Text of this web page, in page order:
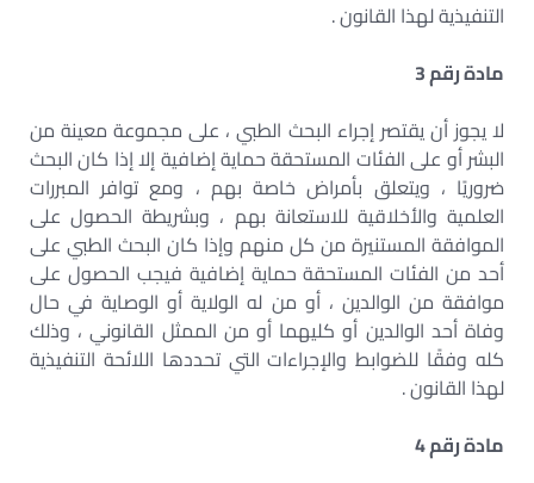
التنفيذية لهذا القانون .
مادة رقم 3
لا يجوز أن يقتصر إجراء البحث الطبي ، على مجموعة معينة من
البشر أو على الفئات المستحقة حماية إضافية إلا إذا كان البحث
ضروريًا ، ويتعلق بأمراض خاصة بهم ، ومع توافر المبررات
العلمية والأخلاقية للاستعانة بهم ، وبشريطة الحصول على
الموافقة المستنيرة من كل منهم وإذا كان البحث الطبي على
أحد من الفئات المستحقة حماية إضافية فيجب الحصول على
موافقة من الوالدين ، أو من له الولاية أو الوصاية في حال
وفاة أحد الوالدين أو كليهما أو من الممثل القانوني ، وذلك
كله وفقًا للضوابط والإجراءات التي تحددها اللائحة التنفيذية
لهذا القانون .
مادة رقم 4